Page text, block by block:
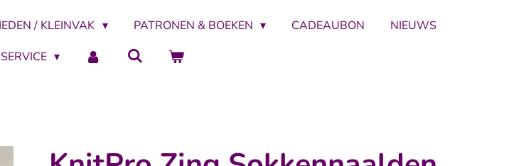
/ KLEINVAK PATRONEN & BOEKEN CADEAUBON
NIEUWS